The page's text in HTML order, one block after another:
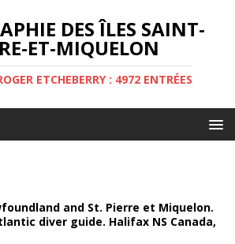
DES ÎLES SAINT-
ET-MIQUELON
ETCHEBERRY : 4972 ENTRÉES
and St. Pierre et Miquelon.
diver guide. Halifax NS Canada,